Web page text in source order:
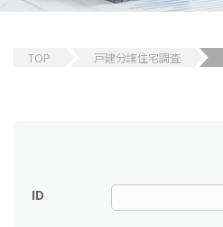
TOP 戸建分譲住宅調査
ID